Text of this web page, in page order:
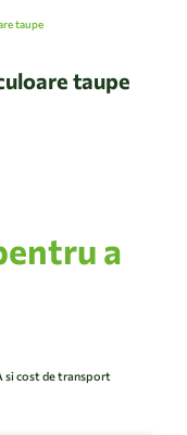
taupe
taupe
a
si cost de transport